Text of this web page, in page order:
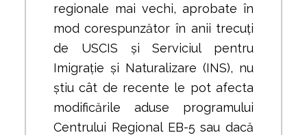
regionale mai vechi, aprobate în
mod corespunzător în anii trecuți
de USCIS și Serviciul pentru
Imigrație și Naturalizare (INS), nu
știu cât de recente le pot afecta
modificările aduse programului
Centrului Regional EB-5 sau dacă